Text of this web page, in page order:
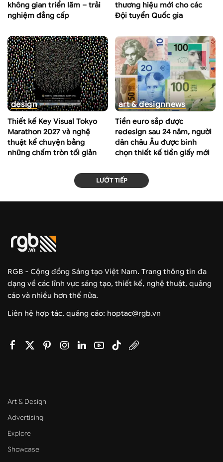
không gian triển lãm – trải
nghiệm đẳng cấp
thương hiệu mới cho các
Đội tuyển Quốc gia
design
Thiết kế Key Visual Tokyo
Marathon 2027 và nghệ
thuật kể chuyện bằng
những chấm tròn tối giản
art & designnews
Tiền euro sắp được
redesign sau 24 năm, người
dân châu Âu được bình
chọn thiết kế tiền giấy mới
LƯỚT TIẾP
RGB - Cộng đồng Sáng tạo Việt Nam. Trang thông tin đa
dạng về các lĩnh vực sáng tạo, thiết kế, nghệ thuật, quảng
cáo và nhiều hơn thế nữa.
Liên hệ hợp tác, quảng cáo: hoptac@rgb.vn
Art & Design
Advertising
Explore
Showcase